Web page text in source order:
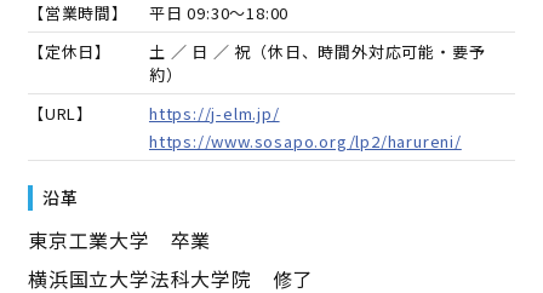
【営業時間】
平日 09:30～18:00
【定休日】
土 ／ 日 ／ 祝（休日、時間外対応可能・要予
約）
【URL】
https://j-elm.jp/
https://www.sosapo.org/lp2/harureni/
沿革
東京工業大学 卒業
横浜国立大学法科大学院 修了